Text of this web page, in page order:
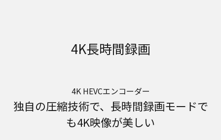
4K長時間録画
4K HEVCエンコーダー
独自の圧縮技術で、長時間録画モードで
も4K映像が美しい